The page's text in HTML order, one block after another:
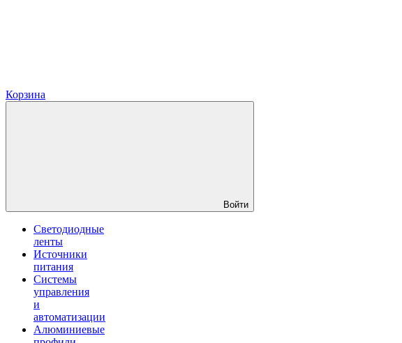
Корзина
Войти
Светодиодные
ленты
Источники
питания
Системы
управления
и
автоматизации
Алюминиевые